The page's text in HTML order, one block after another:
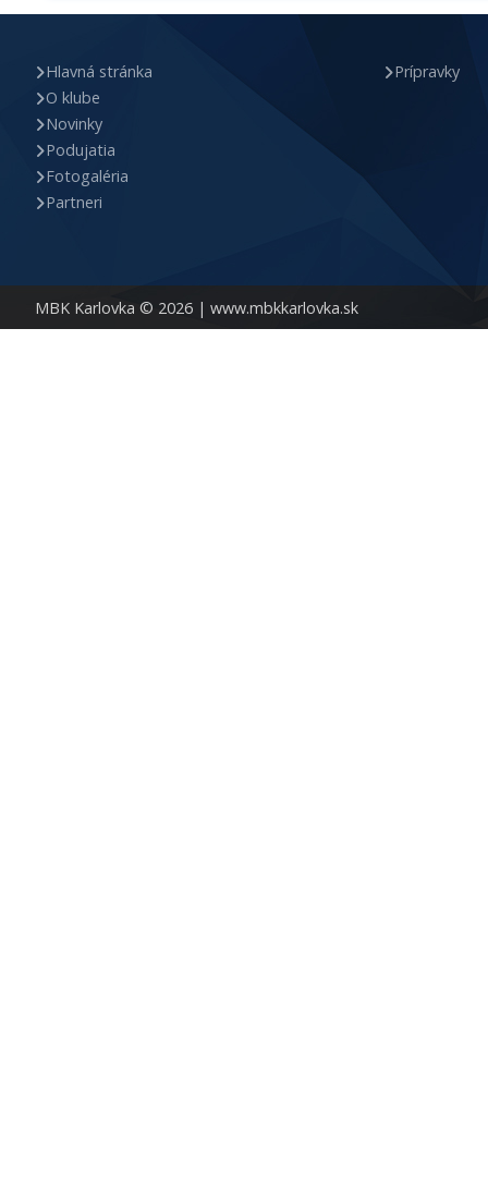
MBK Karlovka © 2026 | www.mbkkarlovka.sk
Hlavná stránka
O klube
Novinky
Podujatia
Fotogaléria
Partneri
Prípravky